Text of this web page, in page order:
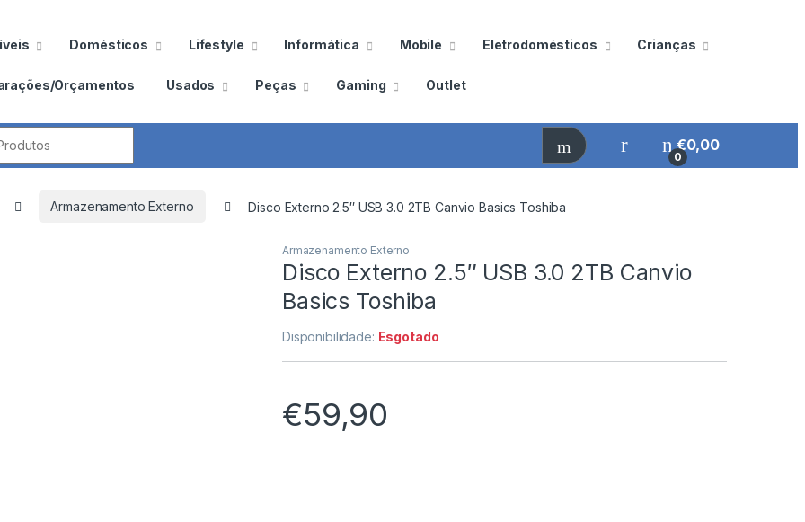
Domésticos Lifestyle Informática Mobile Eletrodomésticos Crianças
Orçamentos Usados Peças Gaming Outlet
0
€0,00
Armazenamento Externo Disco Externo 2.5″ USB 3.0 2TB Canvio Basics Toshiba
Armazenamento Externo
Disco Externo 2.5″ USB 3.0 2TB Canvio
Basics Toshiba
Disponibilidade: Esgotado
€59,90